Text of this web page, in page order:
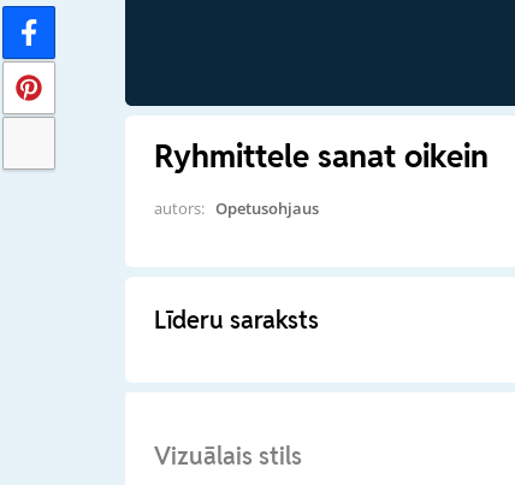
Ryhmittele sanat oikein
autors: Opetusohjaus
Līderu saraksts
Vizuālais stils